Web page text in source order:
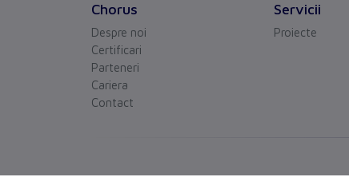
Chorus
Despre noi
Certificari
Parteneri
Cariera
Contact
Servicii
Proiecte